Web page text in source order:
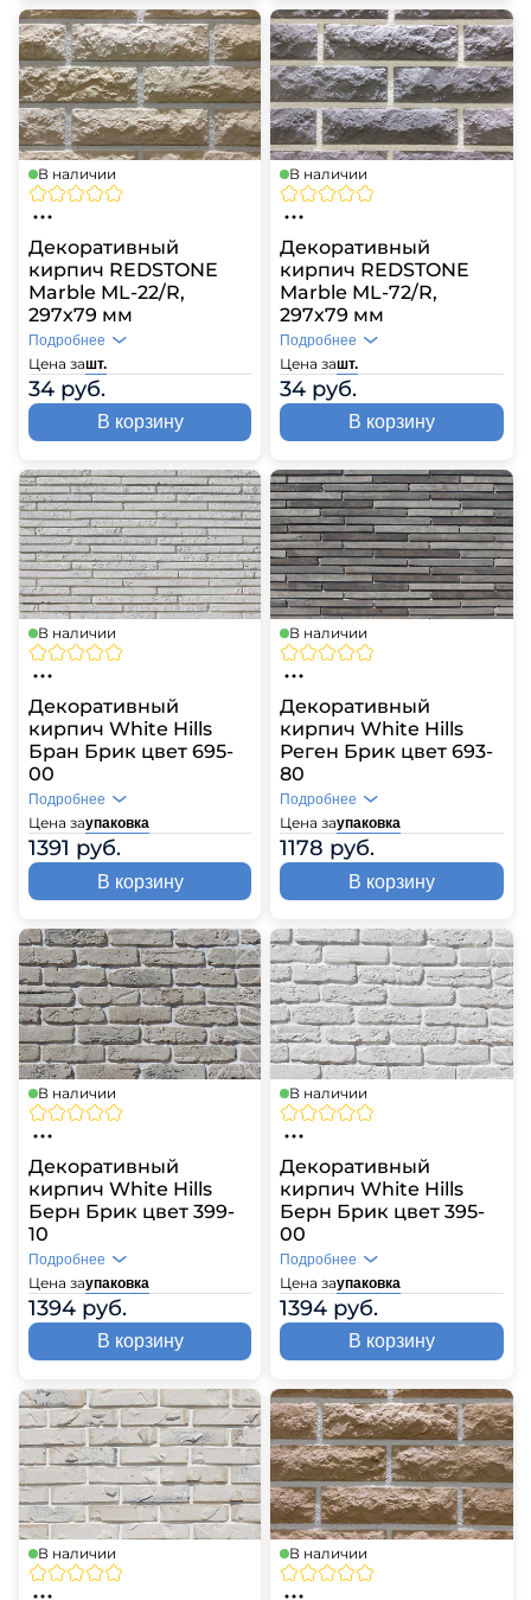
В наличии
Декоративный
кирпич REDSTONE
Marble ML-22/R,
297х79 мм
Цена зашт.
34 руб.
Подробнее
В корзину
В наличии
Декоративный
кирпич REDSTONE
Marble ML-72/R,
297х79 мм
Цена зашт.
34 руб.
Подробнее
В корзину
В наличии
Декоративный
кирпич White Hills
Бран Брик цвет 695-
00
Цена заупаковка
1391 руб.
Подробнее
В корзину
В наличии
Декоративный
кирпич White Hills
Реген Брик цвет 693-
80
Цена заупаковка
1178 руб.
Подробнее
В корзину
В наличии
Декоративный
кирпич White Hills
Берн Брик цвет 399-
10
Цена заупаковка
1394 руб.
Подробнее
В корзину
В наличии
Декоративный
кирпич White Hills
Берн Брик цвет 395-
00
Цена заупаковка
1394 руб.
Подробнее
В корзину
В наличии В наличии